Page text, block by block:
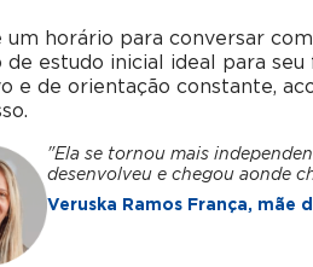
um horário para conversar
de estudo inicial ideal para
e de orientação constante,
"Ela se tornou mais
desenvolveu e chegou aonde
Veruska Ramos França, mãe